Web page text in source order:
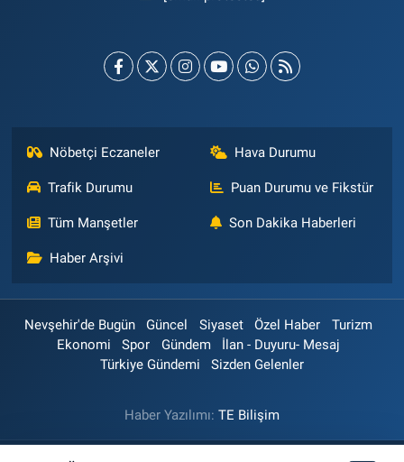
Nöbetçi Eczaneler Hava Durumu
Trafik Durumu Puan Durumu ve Fikstür
Tüm Manşetler Son Dakika Haberleri
Haber Arşivi
Nevşehir'de Bugün Güncel Siyaset Özel Haber
Turizm
Ekonomi
Spor Gündem
İlan - Duyuru- Mesaj
Türkiye Gündemi
Sizden Gelenler
Haber Yazılımı: TE Bilişim